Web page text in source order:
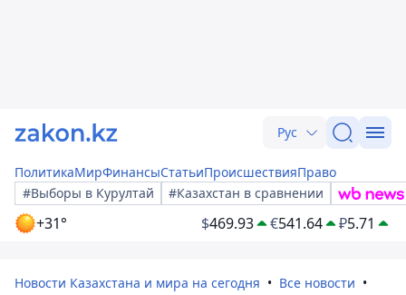
Рус
ПолитикаМирФинансыСтатьиПроисшествияПраво
#Выборы в Курултай
#Казахстан в сравнении
+31° $469.93 €541.64 ₽5.71
Новости Казахстана и мира на сегодня
Все новости